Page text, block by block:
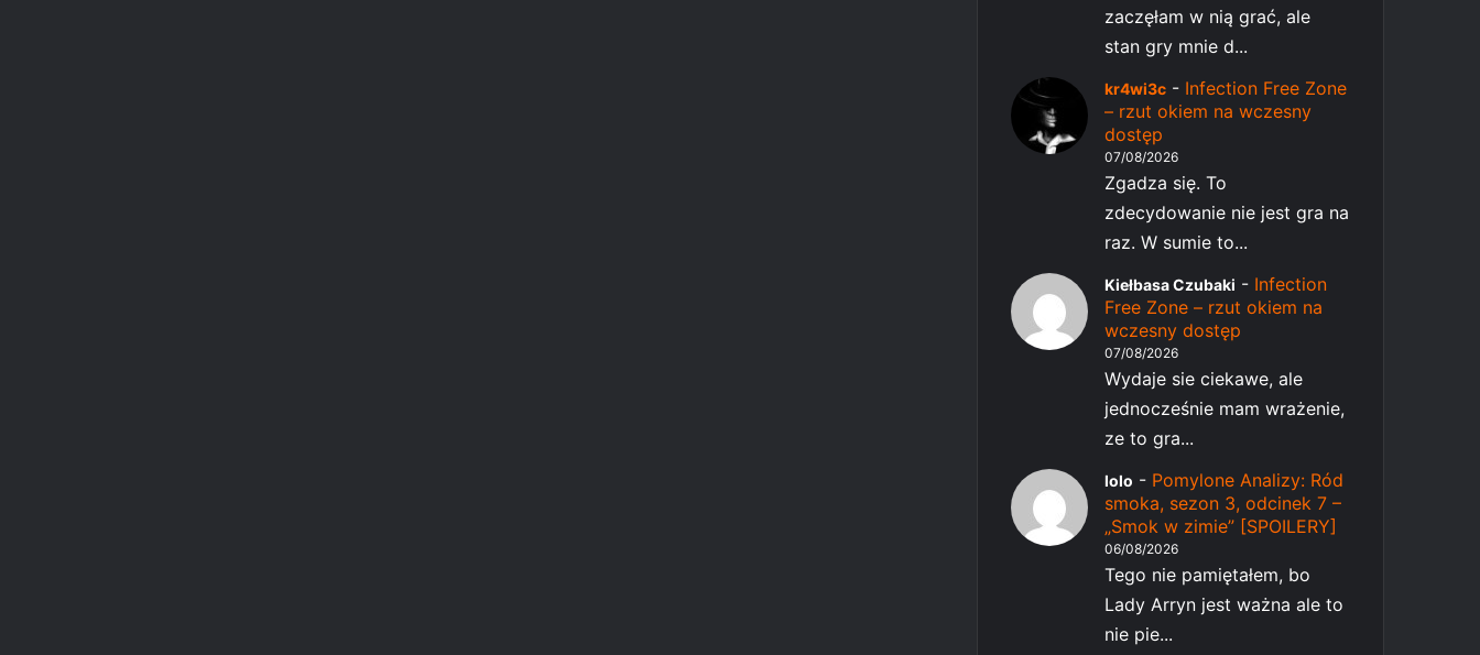
zaczęłam w nią grać, ale
stan gry mnie d...
kr4wi3c - Infection Free Zone
– rzut okiem na wczesny
dostęp
07/08/2026
Zgadza się. To
zdecydowanie nie jest gra na
raz. W sumie to...
Kiełbasa Czubaki - Infection
Free Zone – rzut okiem na
wczesny dostęp
07/08/2026
Wydaje sie ciekawe, ale
jednocześnie mam wrażenie,
ze to gra...
lolo - Pomylone Analizy: Ród
smoka, sezon 3, odcinek 7 –
„Smok w zimie” [SPOILERY]
06/08/2026
Tego nie pamiętałem, bo
Lady Arryn jest ważna ale to
nie pie...